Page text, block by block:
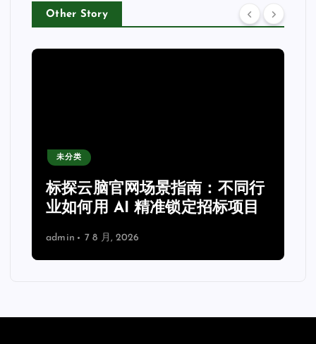
Other Story
未分类
标探云脑官网场景指南：不同行
业如何用 AI 精准锁定招标项目
admin 7 8 月, 2026